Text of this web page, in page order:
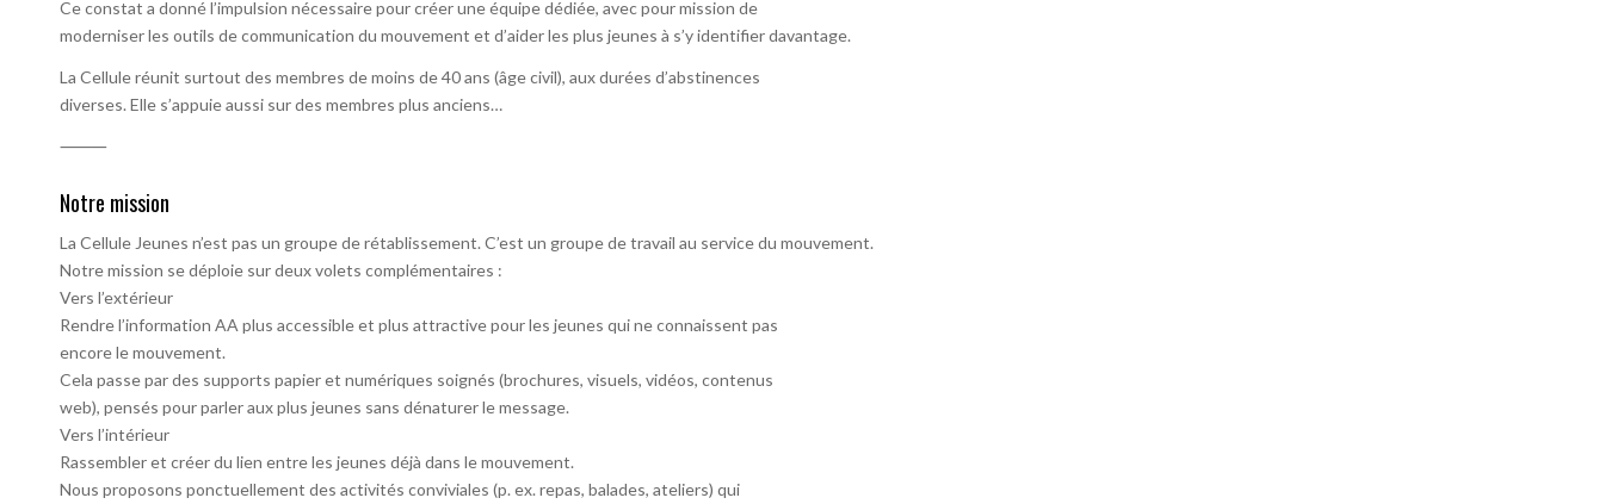
Ce constat a donné l’impulsion nécessaire pour créer une équipe dédiée, avec pour mission de
moderniser les outils de communication du mouvement et d’aider les plus jeunes à s’y identifier davantage.
La Cellule réunit surtout des membres de moins de 40 ans (âge civil), aux durées d’abstinences
diverses. Elle s’appuie aussi sur des membres plus anciens…
⸻
Notre mission
La Cellule Jeunes n’est pas un groupe de rétablissement. C’est un groupe de travail au service du mouvement.
Notre mission se déploie sur deux volets complémentaires :
Vers l’extérieur
Rendre l’information AA plus accessible et plus attractive pour les jeunes qui ne connaissent pas
encore le mouvement.
Cela passe par des supports papier et numériques soignés (brochures, visuels, vidéos, contenus
web), pensés pour parler aux plus jeunes sans dénaturer le message.
Vers l’intérieur
Rassembler et créer du lien entre les jeunes déjà dans le mouvement.
Nous proposons ponctuellement des activités conviviales (p. ex. repas, balades, ateliers) qui